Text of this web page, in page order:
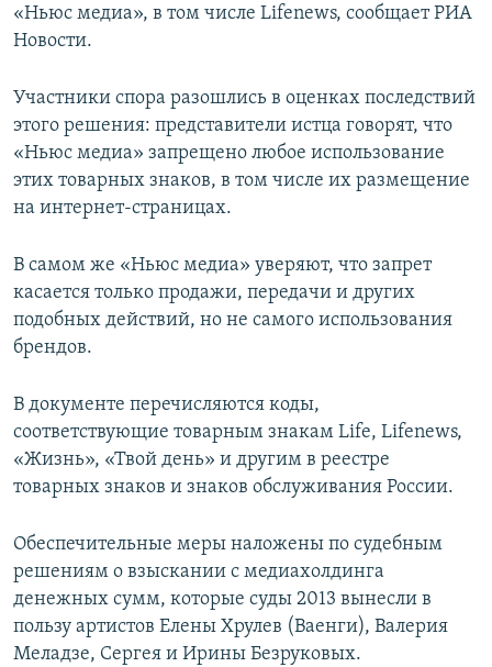
ТЕЛЕПРОЕКТ КРЫМ.РЕАЛИИ
СОВЕТЫ ПРАВОЗАЩИТНИКОВ
ПОБЕДИТЕЛЕЙ НЕ СУДЯТ?
КРЫМ.НЕПОКОРЕННЫЙ
ELIFBE
Українською
ПРИСОЕДИНЯЙТЕСЬ!
Все сайты RFE/RL
«Ньюс медиа», в том числе Lifenews, сообщает РИА
Новости.
Участники спора разошлись в оценках последствий
этого решения: представители истца говорят, что
«Ньюс медиа» запрещено любое использование
этих товарных знаков, в том числе их размещение
на интернет-страницах.
В самом же «Ньюс медиа» уверяют, что запрет
касается только продажи, передачи и других
подобных действий, но не самого использования
брендов.
В документе перечисляются коды,
соответствующие товарным знакам Life, Lifenews,
«Жизнь», «Твой день» и другим в реестре
товарных знаков и знаков обслуживания России.
Обеспечительные меры наложены по судебным
решениям о взыскании с медиахолдинга
денежных сумм, которые суды 2013 вынесли в
пользу артистов Елены Хрулев (Ваенги), Валерия
Меладзе, Сергея и Ирины Безруковых.